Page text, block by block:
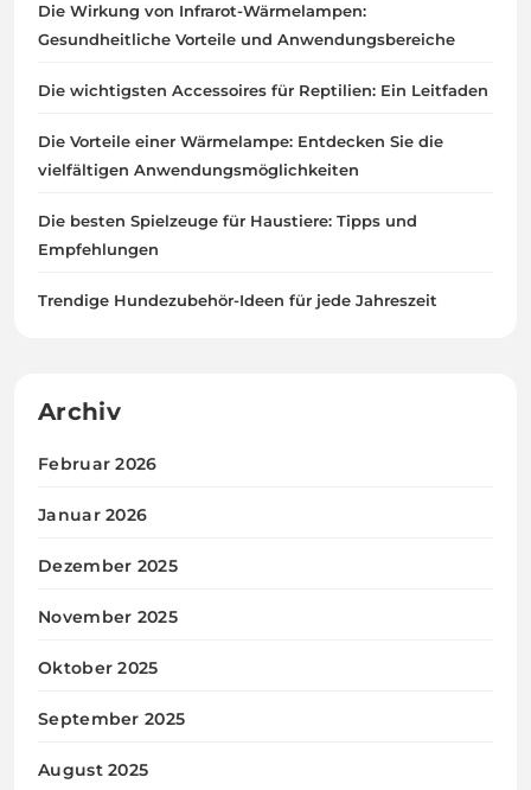
Die Wirkung von Infrarot-Wärmelampen:
Gesundheitliche Vorteile und Anwendungsbereiche
Die wichtigsten Accessoires für Reptilien: Ein Leitfaden
Die Vorteile einer Wärmelampe: Entdecken Sie die
vielfältigen Anwendungsmöglichkeiten
Die besten Spielzeuge für Haustiere: Tipps und
Empfehlungen
Trendige Hundezubehör-Ideen für jede Jahreszeit
Archiv
Februar 2026
Januar 2026
Dezember 2025
November 2025
Oktober 2025
September 2025
August 2025